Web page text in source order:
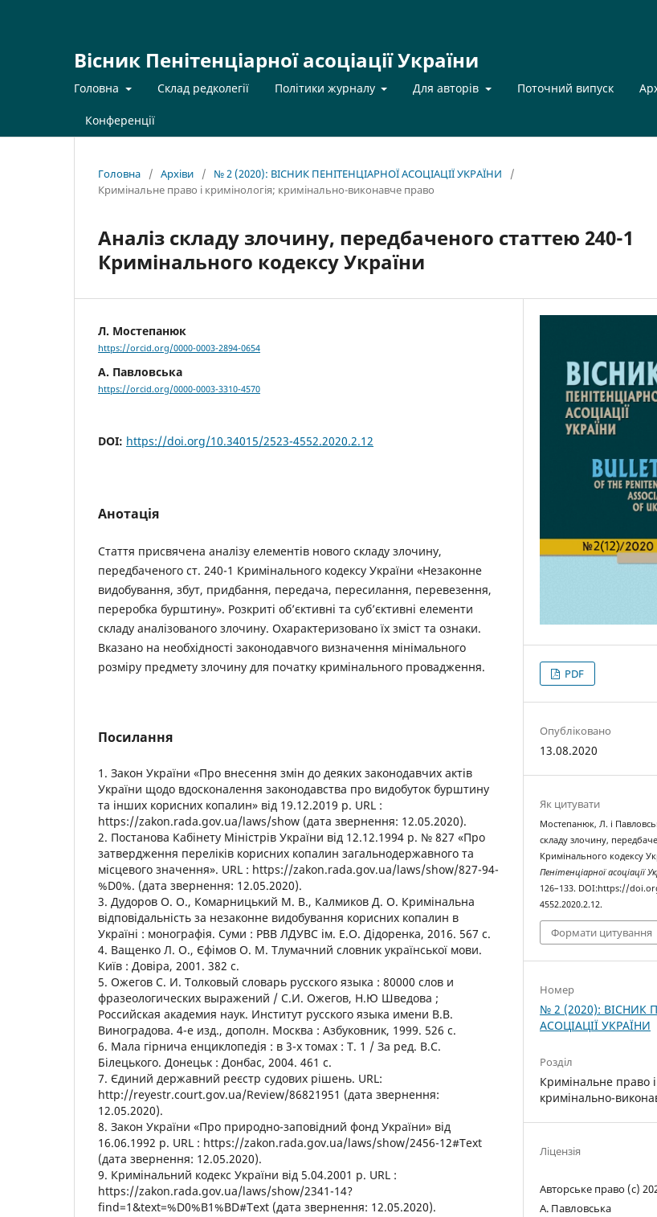
Вісник Пенітенціарної асоціації України
Головна Склад редколегії Політики журналу Для авторів Поточний випуск
Конференції
Головна / Архіви / № 2 (2020): ВІСНИК ПЕНІТЕНЦІАРНОЇ АСОЦІАЦІЇ УКРАЇНИ
/
Кримінальне право і кримінологія; кримінально-виконавче право
Аналіз складу злочину, передбаченого статтею 240-1
Кримінального кодексу України
Л. Мостепанюк
https://orcid.org/0000-0003-2894-0654
А. Павловська
https://orcid.org/0000-0003-3310-4570
DOI: https://doi.org/10.34015/2523-4552.2020.2.12
Анотація
Стаття присвячена аналізу елементів нового складу злочину,
передбаченого ст. 240-1 Кримінального кодексу України «Незаконне
видобування, збут, придбання, передача, пересилання, перевезення,
переробка бурштину». Розкриті об’єктивні та суб’єктивні елементи
складу аналізованого злочину. Охарактеризовано їх зміст та ознаки.
Вказано на необхідності законодавчого визначення мінімального
розміру предмету злочину для початку кримінального провадження.
Посилання
1. Закон України «Про внесення змін до деяких законодавчих актів
України щодо вдосконалення законодавства про видобуток бурштину
та інших корисних копалин» від 19.12.2019 р. URL :
https://zakon.rada.gov.ua/laws/show (дата звернення: 12.05.2020).
2. Постанова Кабінету Міністрів України від 12.12.1994 р. № 827 «Про
затвердження переліків корисних копалин загальнодержавного та
місцевого значення». URL : https://zakon.rada.gov.ua/laws/show/827-94-
%D0%. (дата звернення: 12.05.2020).
3. Дудоров О. О., Комарницький М. В., Калмиков Д. О. Кримінальна
відповідальність за незаконне видобування корисних копалин в
Україні : монографія. Суми : РВВ ЛДУВС ім. Е.О. Дідоренка, 2016. 567 с.
4. Ващенко Л. О., Єфімов О. М. Тлумачний словник української мови.
Київ : Довіра, 2001. 382 с.
5. Ожегов С. И. Толковый словарь русского языка : 80000 слов и
фразеологических выражений / С.И. Ожегов, Н.Ю Шведова ;
Российская академия наук. Институт русского языка имени В.В.
Виноградова. 4-е изд., дополн. Москва : Азбуковник, 1999. 526 с.
6. Мала гірнича енциклопедія : в 3-х томах : Т. 1 / За ред. В.С.
Білецького. Донецьк : Донбас, 2004. 461 с.
7. Єдиний державний реєстр судових рішень. URL:
http://reyestr.court.gov.ua/Review/86821951 (дата звернення:
12.05.2020).
8. Закон України «Про природно-заповідний фонд України» від
16.06.1992 р. URL : https://zakon.rada.gov.ua/laws/show/2456-12#Text
(дата звернення: 12.05.2020).
9. Кримінальний кодекс України від 5.04.2001 р. URL :
https://zakon.rada.gov.ua/laws/show/2341-14?
find=1&text=%D0%B1%BD#Text (дата звернення: 12.05.2020).
PDF
Опубліковано
13.08.2020
Як цитувати
Мостепанюк, Л. і
складу злочину,
Кримінального кодексу
Пенітенціарної асоціації
126–133. DOI:https://
4552.2020.2.12.
Формати цитування
Номер
№ 2 (2020): ВІСНИК
АСОЦІАЦІЇ УКРАЇНИ
Розділ
Кримінальне право
кримінально-
Ліцензія
Авторське право (c)
А. Павловська